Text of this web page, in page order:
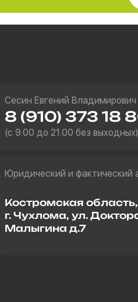
Сесин Евгений Владимирович
8 (910) 373 18
(с 9.00 до 21.00 без выходных)
Юридический и фактический
Костромская область,
г. Чухлома, ул.
Малыгина д.7